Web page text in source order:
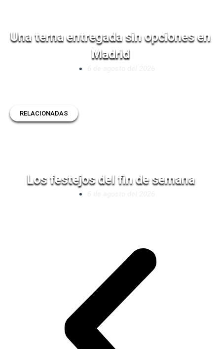
Una terna entregada sin opciones en
Madrid
RELACIONADAS
Los festejos del fin de semana